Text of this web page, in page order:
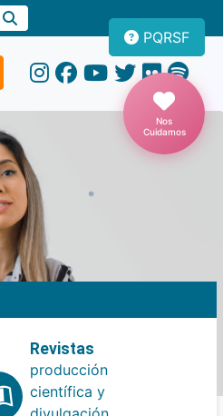
PQRSF
Nos
Cuidamos
Revistas
producción
científica y